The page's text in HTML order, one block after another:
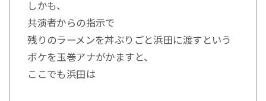
しかも、
共演者からの指示で
残りのラーメンを丼ぶりごと浜田に渡すという
ボケを玉巻アナがかますと、
ここでも浜田は